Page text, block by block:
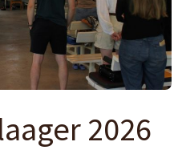
2026